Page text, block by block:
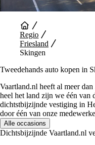
Regio
Friesland
Skingen
Tweedehands auto kopen in
Vaartland.nl heeft al meer
heel het land zijn we één van
dichtstbijzijnde vestiging in
door één van onze
Alle occasions
Dichtsbijzijnde Vaartland.nl